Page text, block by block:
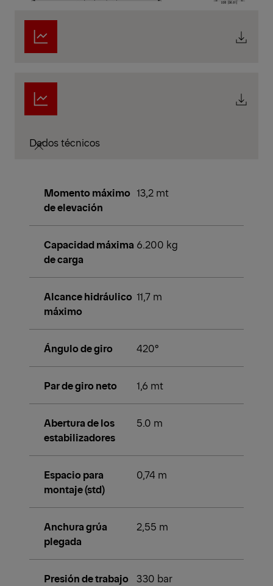
Dados técnicos
Momento máximo
de elevación
13,2 mt
Capacidad máxima
de carga
6.200 kg
Alcance hidráulico
máximo
11,7 m
Ángulo de giro 420°
Par de giro neto 1,6 mt
Abertura de los
estabilizadores
5.0 m
Espacio para
montaje (std)
0,74 m
Anchura grúa
plegada
2,55 m
Presión de trabajo 330 bar